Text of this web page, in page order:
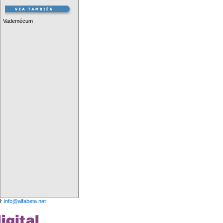
Vademécum
info@alfabeta.net